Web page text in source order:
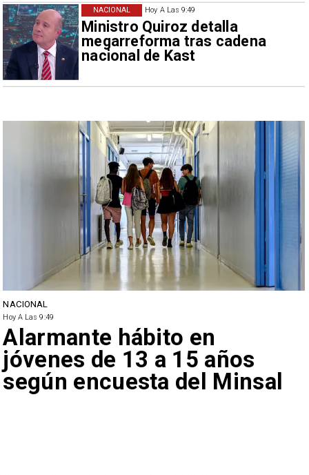
Hoy A Las 9:49
Ministro Quiroz detalla
megarreforma tras cadena
nacional de Kast
NACIONAL
NACIONAL
Hoy A Las 9:49
Alarmante hábito en
jóvenes de 13 a 15 años
según encuesta del Minsal